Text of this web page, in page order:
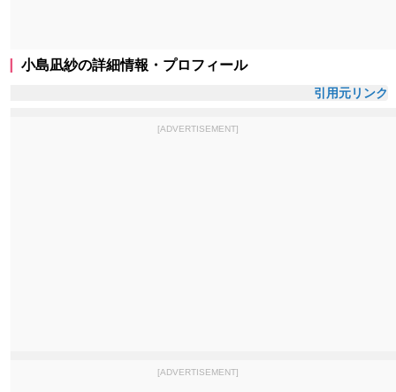
小島凪紗の詳細情報・プロフィール
引用元リンク
[ADVERTISEMENT]
[ADVERTISEMENT]